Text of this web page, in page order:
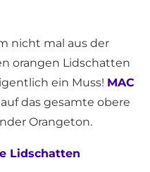
nicht mal aus der
orangen Lidschatten
ein Muss! MAC
das gesamte obere
Orangeton.
Lidschatten